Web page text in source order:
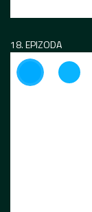
18. EPIZODA